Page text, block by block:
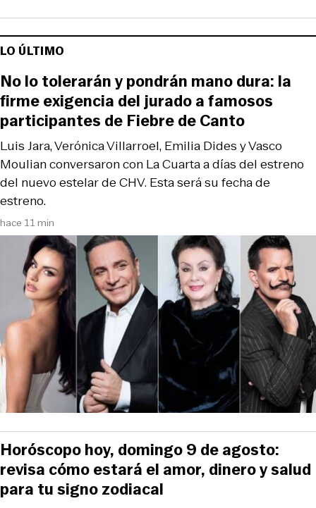
LO ÚLTIMO
hace 11 min
Luis Jara, Verónica Villarroel, Emilia Dides y Vasco
Moulian conversaron con La Cuarta a días del estreno
del nuevo estelar de CHV. Esta será su fecha de
estreno.
No lo tolerarán y pondrán mano dura: la
firme exigencia del jurado a famosos
participantes de Fiebre de Canto
Horóscopo hoy, domingo 9 de agosto:
revisa cómo estará el amor, dinero y salud
para tu signo zodiacal